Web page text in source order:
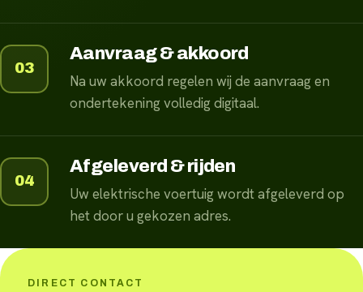
03
Aanvraag & akkoord
Na uw akkoord regelen wij de aanvraag en
ondertekening volledig digitaal.
04
Afgeleverd & rijden
Uw elektrische voertuig wordt afgeleverd op
het door u gekozen adres.
DIRECT CONTACT